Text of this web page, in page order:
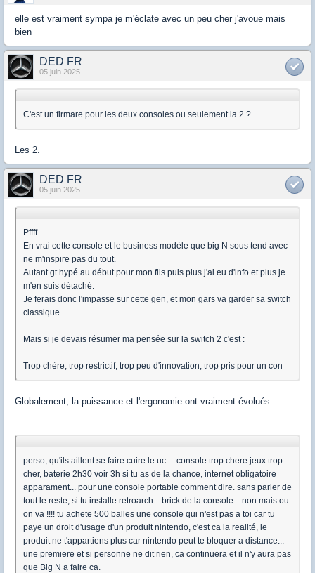
elle est vraiment sympa je m'éclate avec un peu cher j'avoue mais
bien
DED FR
05 juin 2025
C'est un firmare pour les deux consoles ou seulement la 2 ?
Les 2.
DED FR
05 juin 2025
Pffff...
En vrai cette console et le business modèle que big N sous tend avec
ne m'inspire pas du tout.
Autant gt hypé au début pour mon fils puis plus j'ai eu d'info et plus je
m'en suis détaché.
Je ferais donc l'impasse sur cette gen, et mon gars va garder sa switch
classique.
Mais si je devais résumer ma pensée sur la switch 2 c'est :
Trop chère, trop restrictif, trop peu d'innovation, trop pris pour un con
Globalement, la puissance et l'ergonomie ont vraiment évolués.
perso, qu'ils aillent se faire cuire le uc.... console trop chere jeux trop
cher, baterie 2h30 voir 3h si tu as de la chance, internet obligatoire
apparament... pour une console portable comment dire. sans parler de
tout le reste, si tu installe retroarch... brick de la console... non mais ou
on va !!!! tu achete 500 balles une console qui n'est pas a toi car tu
paye un droit d'usage d'un produit nintendo, c'est ca la realité, le
produit ne t'appartiens plus car nintendo peut te bloquer a distance...
une premiere et si personne ne dit rien, ca continuera et il n'y aura pas
que Big N a faire ca.